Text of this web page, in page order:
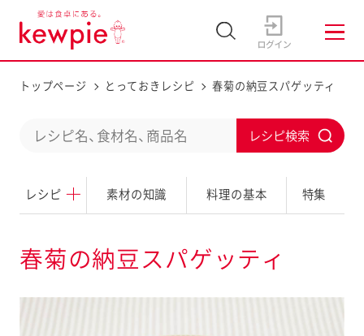
トップページ とっておきレシピ 春菊の納豆スパゲッティ
レシピ 素材の知識 料理の基本 特集
d
c
b
t
春菊の納豆スパゲッティ